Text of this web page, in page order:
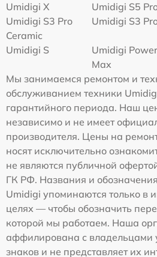
Umidigi X
Umidigi S5
Umidigi S3 Pro
Ceramic
Umidigi S3
Umidigi S
Umidigi
Max
Мы занимаемся ремонтом и
обслуживанием техники
гарантийного периода. Наш
независимо и не имеет
производителя. Цены на
носят исключительно
не являются публичной
ГК РФ. Названия и
Umidigi упоминаются только в
целях — чтобы обозначить
которой мы работаем. Наша
аффилирована с владельцами
знаков и не представляет их